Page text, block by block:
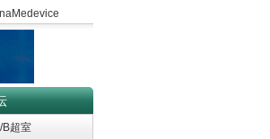
B超室